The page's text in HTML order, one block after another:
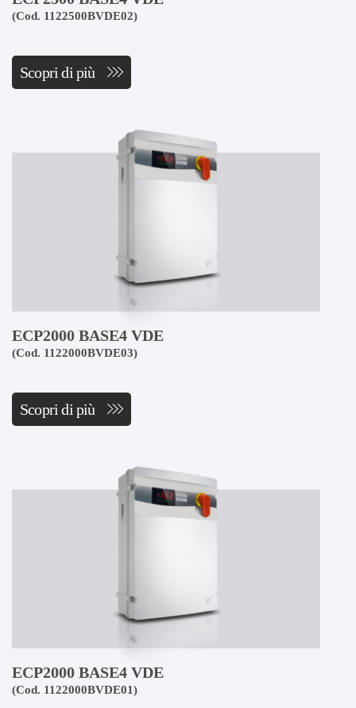
(Cod. 1122500BVDE02)
Scopri di più
ECP2000 BASE4 VDE
(Cod. 1122000BVDE03)
Scopri di più
ECP2000 BASE4 VDE
(Cod. 1122000BVDE01)